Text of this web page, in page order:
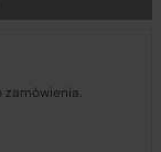
zamówienia.